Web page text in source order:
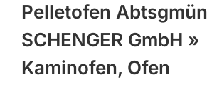
UNTERNEHMEN
PROFIL
Pelletofen
SCHENGER GmbH »
Kaminofen, Ofen